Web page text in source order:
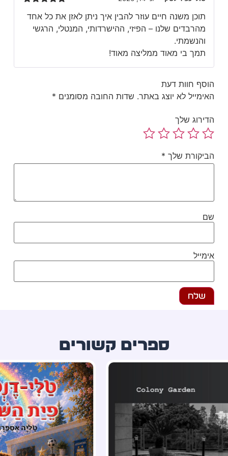
5
תוכן משנה חיים עוזר להבין איך ניתן לאזן את כל אחד
מהרבדים שלנו – הפיזי, ההישרדותי, המנטלי, הרגשי
והנשמתי.
תמך בי מאוד ממליצה מאוד!
חוות דעת
לא יוצג באתר. שדות החובה מסומנים*
שלך
שלך *
ספרים קשורים